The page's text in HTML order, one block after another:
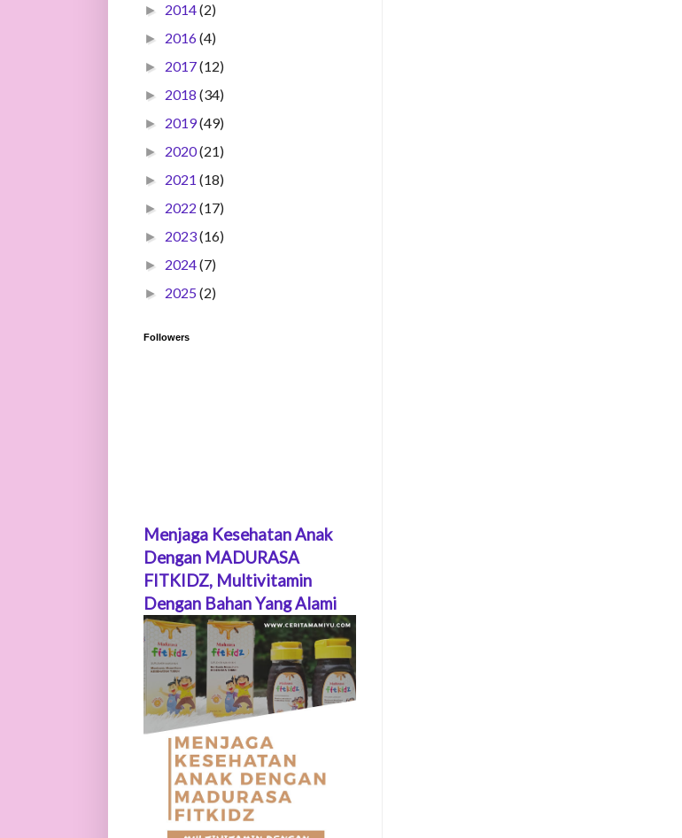
► 2014(2)
► 2016(4)
► 2017(12)
► 2018 (34)
► 2019(49)
► 2020(21)
► 2021 (18)
► 2022 (17)
► 2023(16)
► 2024(7)
► 2025(2)
Followers
Menjaga Kesehatan Anak
Dengan MADURASA
FITKIDZ, Multivitamin
Dengan Bahan Yang Alami